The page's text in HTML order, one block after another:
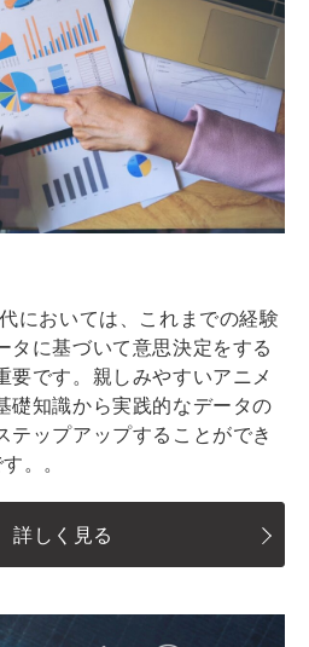
においては、これまでの経験
タに基づいて意思決定をする
要です。親しみやすいアニメ
礎知識から実践的なデータの
テップアップすることができ
。。
詳しく見る